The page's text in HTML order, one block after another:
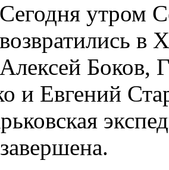
Сегодня утром
возвратились в
Алексей Боков,
и Евгений